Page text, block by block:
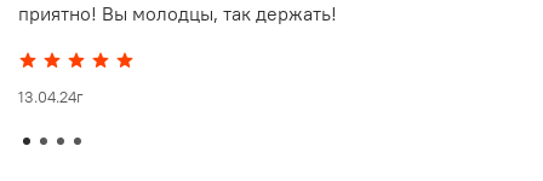
приятно! Вы молодцы, так держать!
13.04.24г